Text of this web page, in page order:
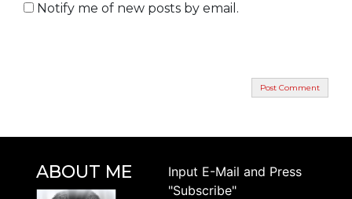
Notify me of new posts by email.
ABOUT ME
Ιnput E-Mail and Press
"Subscribe"